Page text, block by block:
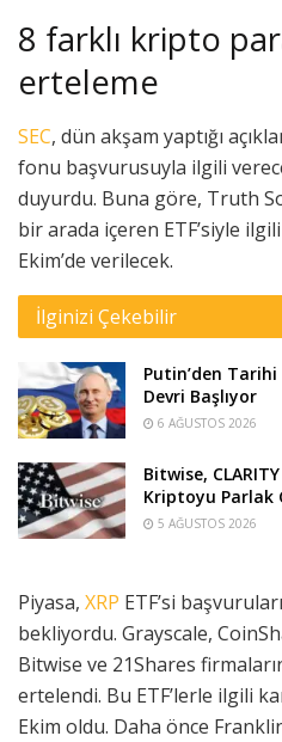
8 farklı kripto
erteleme
SEC, dün akşam yaptığı
fonu başvurusuyla ilgili
duyurdu. Buna göre, Truth
bir arada içeren ETF’siyle
Ekim’de verilecek.
İlginizi Çekebilir
Putin’den
Devri Başlıyor
6 AĞUSTOS 2026
Bitwise,
Kriptoyu Parlak
5 AĞUSTOS 2026
Piyasa, XRP ETF’si
bekliyordu. Grayscale,
Bitwise ve 21Shares
ertelendi. Bu ETF’lerle ilgili
Ekim oldu. Daha önce